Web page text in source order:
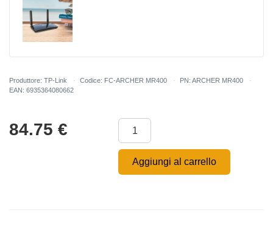
Produttore: TP-Link Codice: FC-ARCHER MR400
PN: ARCHER MR400
EAN: 6935364080662
84.75 €
Aggiungi al carrello